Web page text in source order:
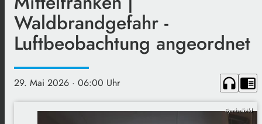
Waldbrandgefahr -
Luftbeobachtung angeordnet
29. Mai 2026 · 06:00 Uhr headphones chrome_reader_mode
Symbolbild